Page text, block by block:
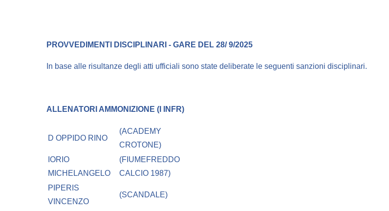
PROVVEDIMENTI DISCIPLINARI - GARE DEL 28/ 9/2025
In base alle risultanze degli atti ufficiali sono state deliberate le seguenti sanzioni disciplinari.
ALLENATORI AMMONIZIONE (I INFR)
D OPPIDO RINO
(ACADEMY
CROTONE)
IORIO
MICHELANGELO
(FIUMEFREDDO
CALCIO 1987)
PIPERIS
VINCENZO
(SCANDALE)